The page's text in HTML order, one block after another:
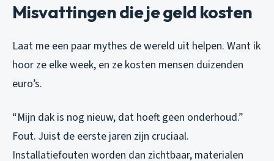
Misvattingen die je geld kosten
Laat me een paar mythes de wereld uit helpen. Want ik
hoor ze elke week, en ze kosten mensen duizenden
euro’s.
“Mijn dak is nog nieuw, dat hoeft geen onderhoud.”
Fout. Juist de eerste jaren zijn cruciaal.
Installatiefouten worden dan zichtbaar, materialen